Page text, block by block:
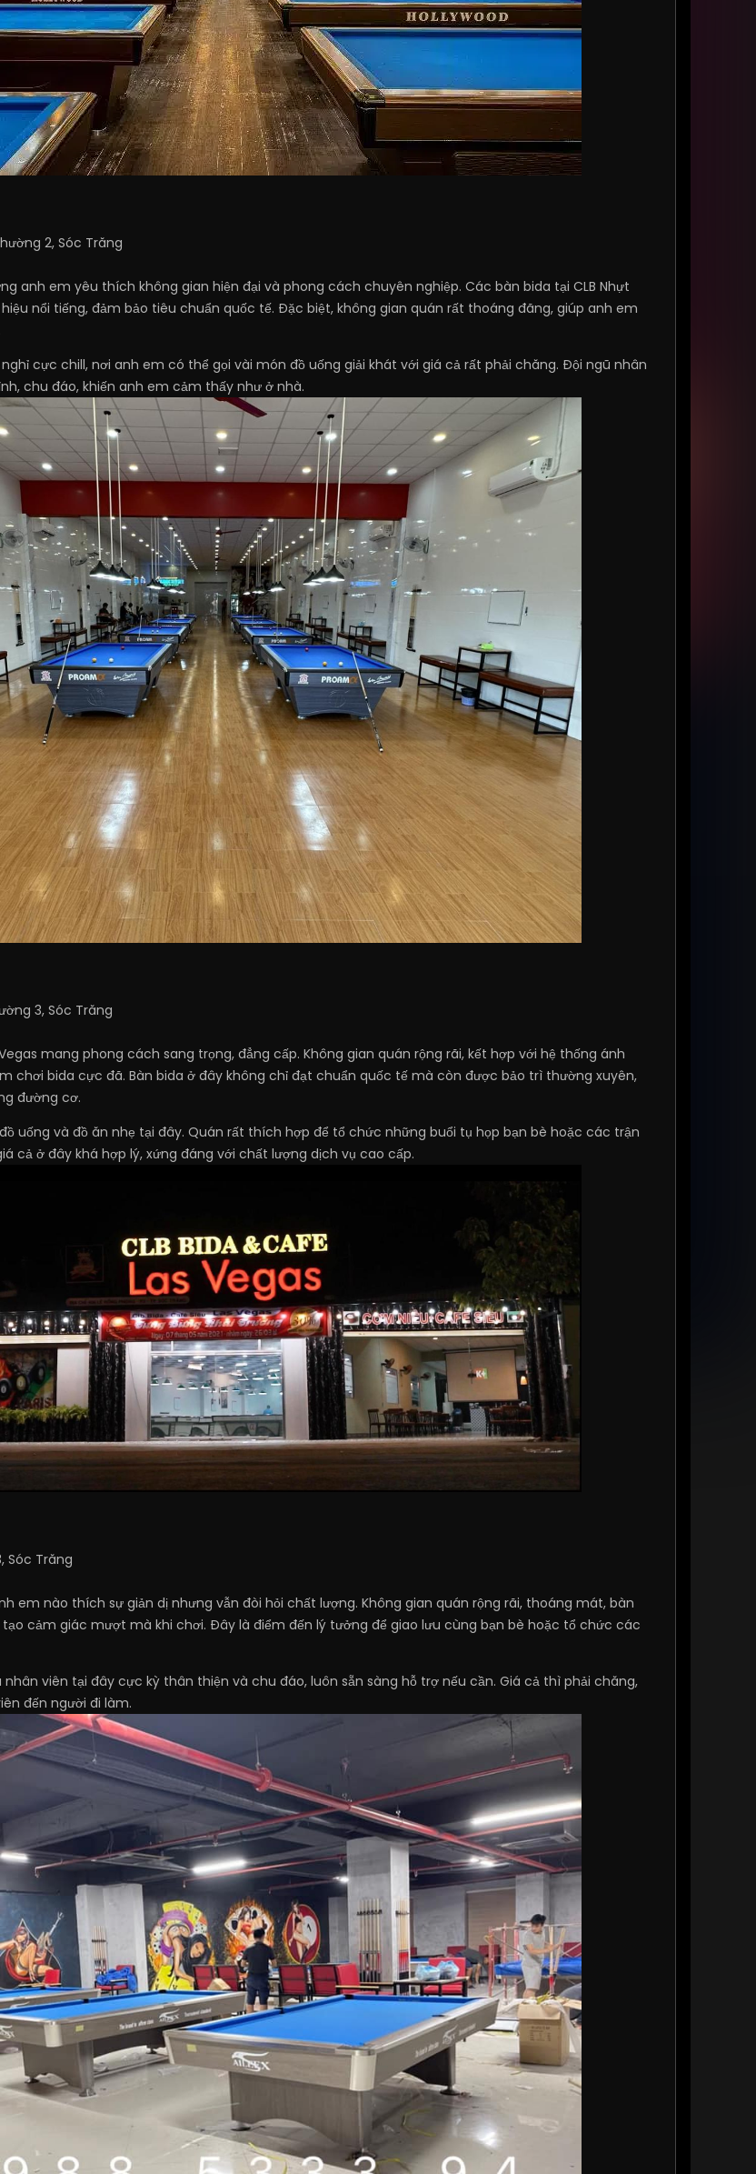
2, Sóc Trăng
anh em yêu thích không gian hiện đại và phong cách chuyên nghiệp. Các bàn bida tại CLB Nhựt
nổi tiếng, đảm bảo tiêu chuẩn quốc tế. Đặc biệt, không gian quán rất thoáng đãng, giúp anh em
cực chill, nơi anh em có thể gọi vài món đồ uống giải khát với giá cả rất phải chăng. Đội ngũ nhân
chu đáo, khiến anh em cảm thấy như ở nhà.
3, Sóc Trăng
mang phong cách sang trọng, đẳng cấp. Không gian quán rộng rãi, kết hợp với hệ thống ánh
chơi bida cực đã. Bàn bida ở đây không chỉ đạt chuẩn quốc tế mà còn được bảo trì thường xuyên,
đường cơ.
uống và đồ ăn nhẹ tại đây. Quán rất thích hợp để tổ chức những buổi tụ họp bạn bè hoặc các trận
cả ở đây khá hợp lý, xứng đáng với chất lượng dịch vụ cao cấp.
Sóc Trăng
em nào thích sự giản dị nhưng vẫn đòi hỏi chất lượng. Không gian quán rộng rãi, thoáng mát, bàn
cảm giác mượt mà khi chơi. Đây là điểm đến lý tưởng để giao lưu cùng bạn bè hoặc tổ chức các
viên tại đây cực kỳ thân thiện và chu đáo, luôn sẵn sàng hỗ trợ nếu cần. Giá cả thì phải chăng,
đến người đi làm.